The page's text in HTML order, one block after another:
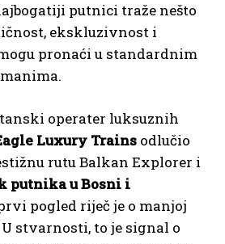
putnici traže nešto
ekskluzivnost i
pronaći u standardnim
operater luksuznih
Luxury Trains odlučio
rutu Balkan Explorer i
putnika u Bosni i
pogled riječ je o manjoj
stvarnosti, to je signal o